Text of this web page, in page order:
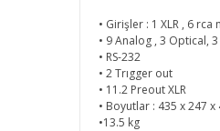
• Girişler : 1 XLR , 6
• 9 Analog , 3 Optical,
• RS-232
• 2 Trıgger out
• 11.2 Preout XLR
• Boyutlar : 435 x 247 x
•13.5 kg